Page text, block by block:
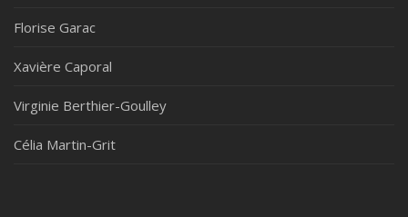
Florise Garac
Xavière Caporal
Virginie Berthier-Goulley
Célia Martin-Grit